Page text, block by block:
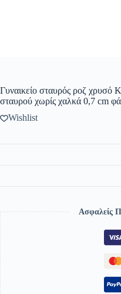
Γυναικείο σταυρός ροζ χρυσό
σταυρού χωρίς χαλκά 0,7 cm
Wishlist
Ασφαλείς